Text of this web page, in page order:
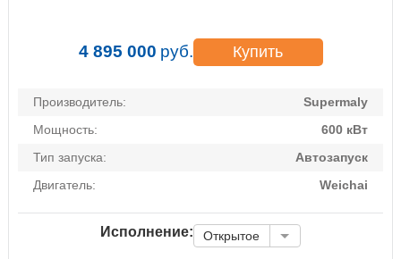
4 895 000 руб. Купить
Производитель:
Supermaly
Мощность:
600 кВт
Тип запуска:
Автозапуск
Двигатель:
Weichai
Исполнение: Открытое